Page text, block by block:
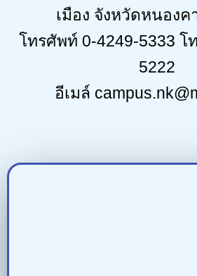
โทรศัพท์ 0-4249-5333 โ
5222
อีเมล์